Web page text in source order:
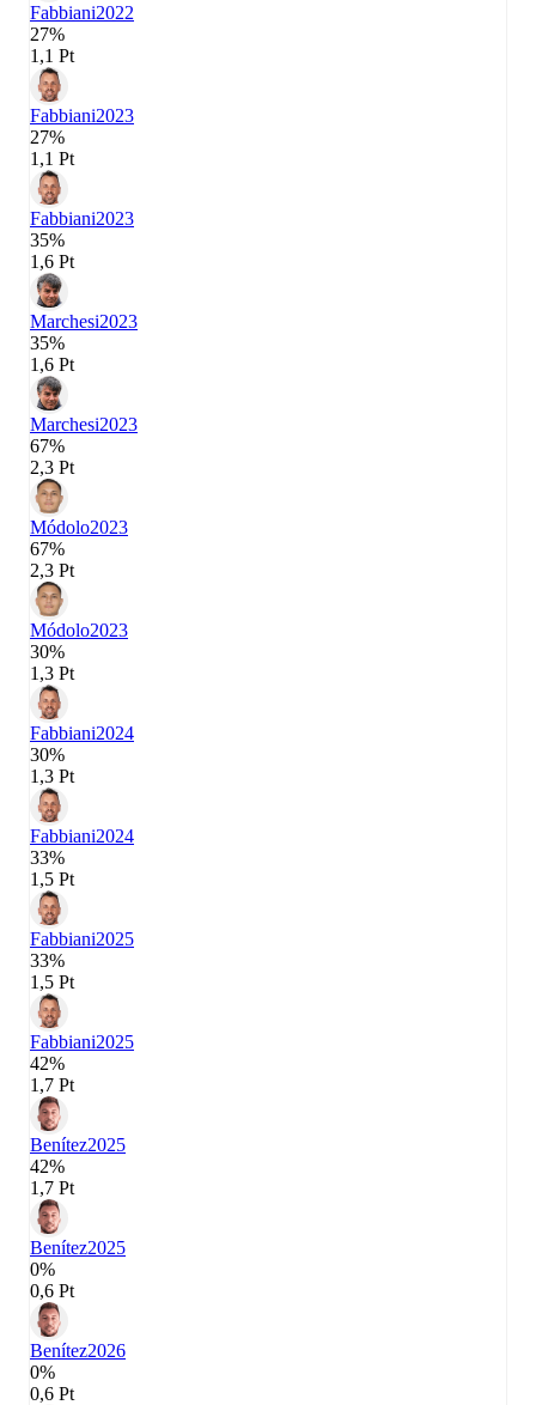
Fabbiani2022
27%
1,1 Pt
Fabbiani2023
27%
1,1 Pt
Fabbiani2023
35%
1,6 Pt
Marchesi2023
35%
1,6 Pt
Marchesi2023
67%
2,3 Pt
Módolo2023
67%
2,3 Pt
Módolo2023
30%
1,3 Pt
Fabbiani2024
30%
1,3 Pt
Fabbiani2024
33%
1,5 Pt
Fabbiani2025
33%
1,5 Pt
Fabbiani2025
42%
1,7 Pt
Benítez2025
42%
1,7 Pt
Benítez2025
0%
0,6 Pt
Benítez2026
0%
0,6 Pt